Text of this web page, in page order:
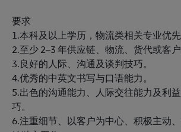
要求
1.本科及以上学历，物流类相关专业优先
2.至少 2–3 年供应链、物流、货代或客户
3.良好的人际、沟通及谈判技巧。
4.优秀的中英文书写与口语能力。
5.出色的沟通能力、人际交往能力及利
巧。
6.注重细节、以客户为中心、积极主动